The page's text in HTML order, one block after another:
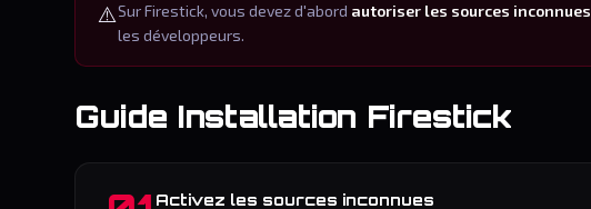
⚠️Sur Firestick, vous devez d'abord autoriser les sources inconnues
les développeurs.
Guide Installation Firestick
Activez les sources inconnues